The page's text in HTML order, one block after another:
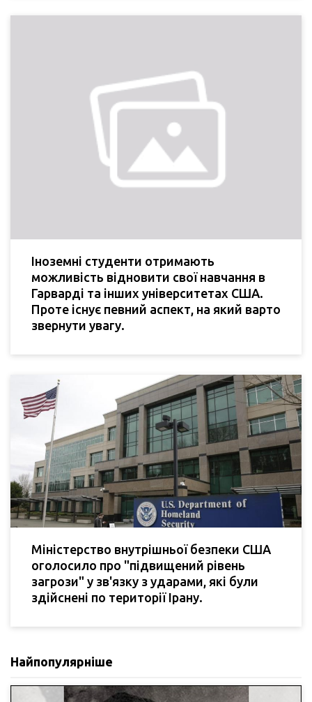
Іноземні студенти отримають
можливість відновити свої навчання в
Гарварді та інших університетах США.
Проте існує певний аспект, на який варто
звернути увагу.
Міністерство внутрішньої безпеки США
оголосило про "підвищений рівень
загрози" у зв'язку з ударами, які були
здійснені по території Ірану.
Найпопулярніше